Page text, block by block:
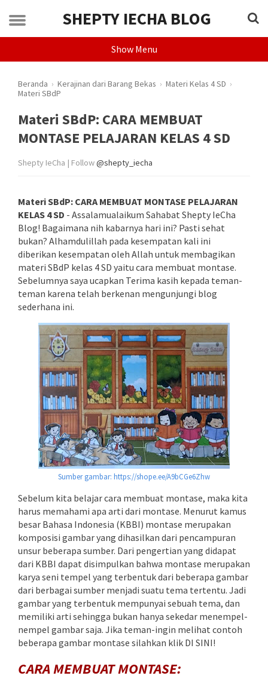
SHEPTY IECHA BLOG
Show Menu
Beranda › Kerajinan dari Barang Bekas › Materi Kelas 4 SD ›
Materi SBdP
Materi SBdP: CARA MEMBUAT
MONTASE PELAJARAN KELAS 4 SD
Shepty IeCha | Follow@shepty_iecha
Materi SBdP: CARA MEMBUAT MONTASE PELAJARAN
KELAS 4 SD - Assalamualaikum Sahabat Shepty IeCha
Blog! Bagaimana nih kabarnya hari ini? Pasti sehat
bukan? Alhamdulillah pada kesempatan kali ini
diberikan kesempatan oleh Allah untuk membagikan
materi SBdP kelas 4 SD yaitu cara membuat montase.
Sebelumnya saya ucapkan Terima kasih kepada teman-
teman karena telah berkenan mengunjungi blog
sederhana ini.
Sumber gambar: https://shope.ee/A9bCGe6Zhw
Sebelum kita belajar cara membuat montase, maka kita
harus memahami apa arti dari montase. Menurut kamus
besar Bahasa Indonesia (KBBI) montase merupakan
komposisi gambar yang dihasilkan dari pencampuran
unsur beberapa sumber. Dari pengertian yang didapat
dari KBBI dapat disimpulkan bahwa montase merupakan
karya seni tempel yang terbentuk dari beberapa gambar
dari berbagai sumber menjadi suatu tema tertentu. Jadi
gambar yang terbentuk mempunyai sebuah tema, dan
memiliki arti sehingga bukan hanya sekedar menempel-
nempel gambar saja. Jika teman-ingin melihat contoh
beberapa gambar montase silahkan klik DI SINI!
CARA MEMBUAT MONTASE: